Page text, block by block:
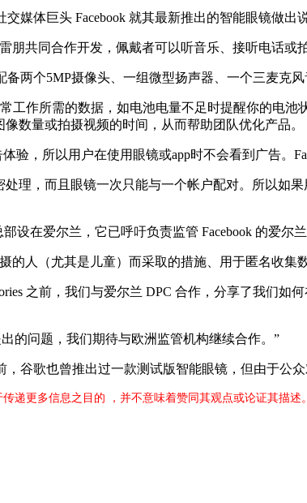
体巨头 Facebook 就其最新推出的智能眼镜做出
共同合作开发，佩戴者可以听音乐、接听电话或
个5MP摄像头、一组微型扬声器、一个三麦克风
作所需的数据，如电池电量不足时提醒你的电池
数量或拍摄视频的时间，从而帮助团队优化产品。
，所以用户在使用眼镜或app时不会看到广告。
，而且眼镜一次只能与一个帐户配对。所以如果
在爱尔兰，它已呼吁负责监管 Facebook 的爱尔兰
人（尤其是儿童）而采取的措施、用于匿名收集
之前，我们与爱尔兰 DPC 合作，分享了我们如
的问题，我们期待与欧洲监管机构继续合作。”
歌也曾推出过一款测试版智能眼镜，但由于公众
递更多信息之目的 ，并不意味着赞同其观点或论证其描述